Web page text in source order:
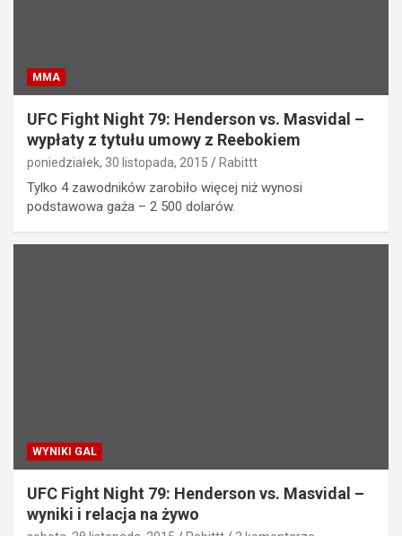
MMA
UFC Fight Night 79: Henderson vs. Masvidal –
wypłaty z tytułu umowy z Reebokiem
poniedziałek, 30 listopada, 2015 Rabittt
Tylko 4 zawodników zarobiło więcej niż wynosi
podstawowa gaża – 2 500 dolarów.
WYNIKI GAL
UFC Fight Night 79: Henderson vs. Masvidal –
wyniki i relacja na żywo